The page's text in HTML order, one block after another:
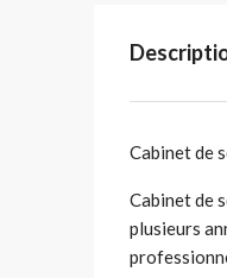
Cabinet de
Cabinet de
plusieurs